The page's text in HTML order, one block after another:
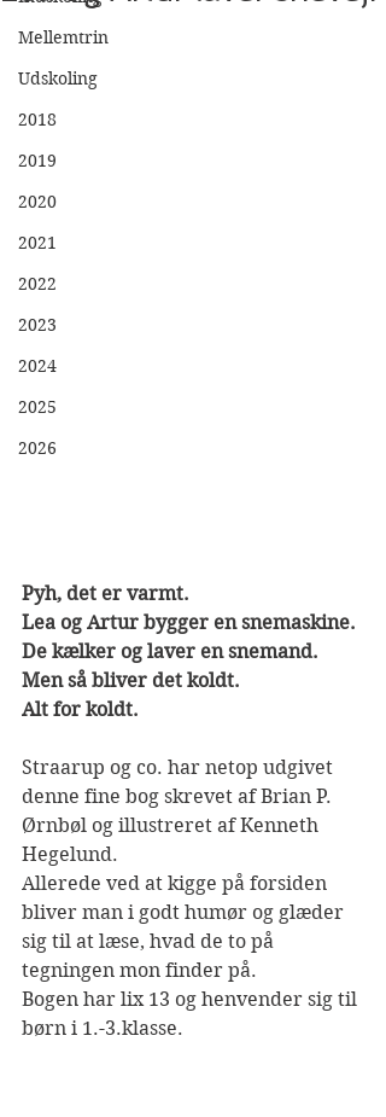
Mellemtrin
Udskoling
2018
2019
2020
2021
2022
2023
2024
2025
2026
Pyh, det er varmt.
Lea og Artur bygger en snemaskine.
De kælker og laver en snemand.
Men så bliver det koldt.
Alt for koldt.
Straarup og co. har netop udgivet
denne fine bog skrevet af Brian P.
Ørnbøl og illustreret af Kenneth
Hegelund.
Allerede ved at kigge på forsiden
bliver man i godt humør og glæder
sig til at læse, hvad de to på
tegningen mon finder på.
Bogen har lix 13 og henvender sig til
børn i 1.-3.klasse.